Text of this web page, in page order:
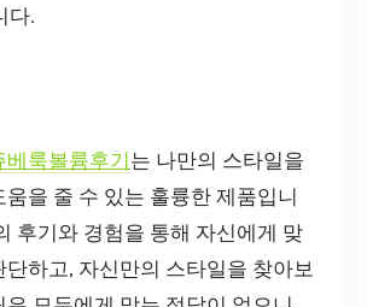
다.
베룩볼륨후기 는 나만의 스타일을
을 줄 수 있는 훌륭한 제품입니
후기와 경험을 통해 자신에게 맞
단하고, 자신만의 스타일을 찾아보